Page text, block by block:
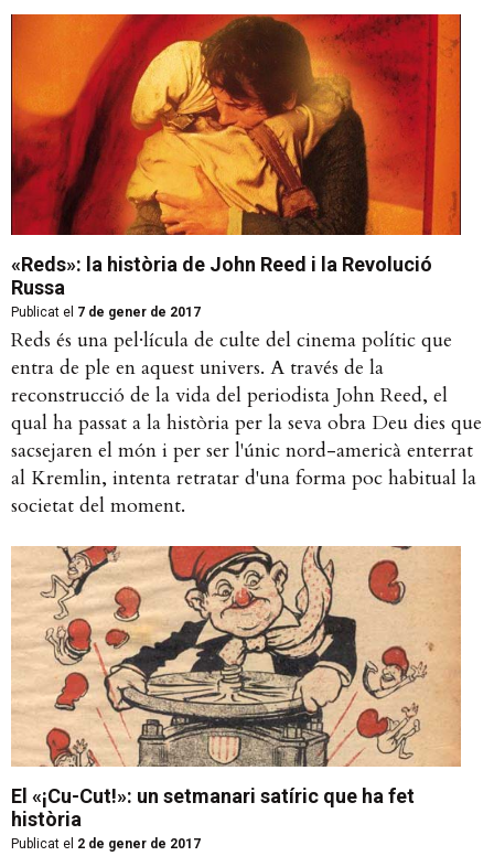
«Reds»: la història de John Reed i la Revolució
Russa
Publicat el 7 de gener de 2017
Reds és una pel·lícula de culte del cinema polític que
entra de ple en aquest univers. A través de la
reconstrucció de la vida del periodista John Reed, el
qual ha passat a la història per la seva obra Deu dies que
sacsejaren el món i per ser l'únic nord-americà enterrat
al Kremlin, intenta retratar d'una forma poc habitual la
societat del moment.
El «¡Cu-Cut!»: un setmanari satíric que ha fet
història
Publicat el 2 de gener de 2017